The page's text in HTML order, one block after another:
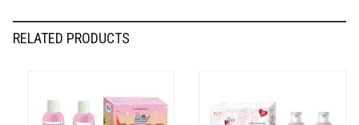
RELATED PRODUCTS